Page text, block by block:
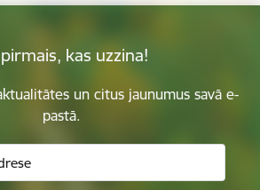
kas uzzina!
un citus jaunumus savā e-
pastā.